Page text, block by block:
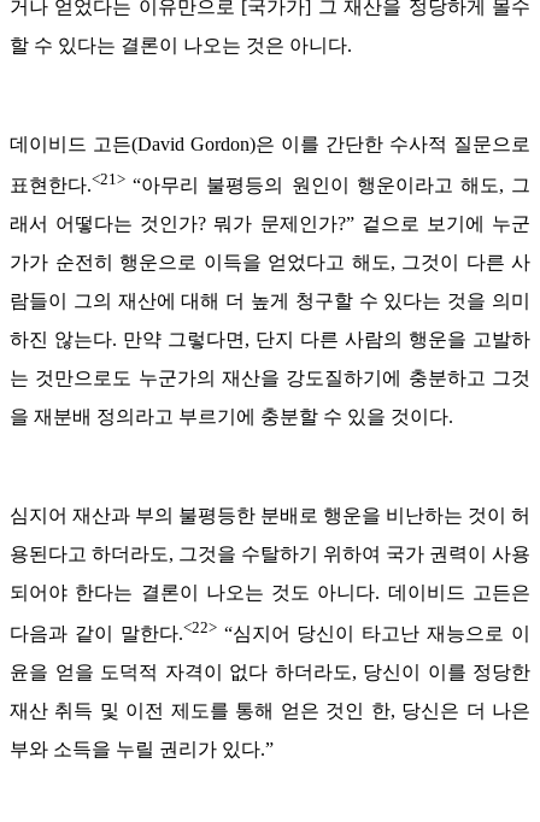
거나 얻었다는 이유만으로 [국가가] 그 재산을 정당하게 몰수
할 수 있다는 결론이 나오는 것은 아니다.
데이비드 고든(David Gordon)은 이를 간단한 수사적 질문으로
표현한다.<21> “아무리 불평등의 원인이 행운이라고 해도, 그
래서 어떻다는 것인가? 뭐가 문제인가?” 겉으로 보기에 누군
가가 순전히 행운으로 이득을 얻었다고 해도, 그것이 다른 사
람들이 그의 재산에 대해 더 높게 청구할 수 있다는 것을 의미
하진 않는다. 만약 그렇다면, 단지 다른 사람의 행운을 고발하
는 것만으로도 누군가의 재산을 강도질하기에 충분하고 그것
을 재분배 정의라고 부르기에 충분할 수 있을 것이다.
심지어 재산과 부의 불평등한 분배로 행운을 비난하는 것이 허
용된다고 하더라도, 그것을 수탈하기 위하여 국가 권력이 사용
되어야 한다는 결론이 나오는 것도 아니다. 데이비드 고든은
다음과 같이 말한다.<22>“심지어 당신이 타고난 재능으로 이
윤을 얻을 도덕적 자격이 없다 하더라도, 당신이 이를 정당한
재산 취득 및 이전 제도를 통해 얻은 것인 한, 당신은 더 나은
부와 소득을 누릴 권리가 있다.”